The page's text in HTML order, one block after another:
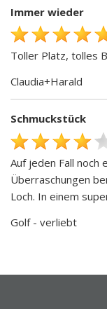
Immer wieder
Toller Platz, tolles
Claudia+Harald
Schmuckstück
Auf jeden Fall noch
Überraschungen
Loch. In einem
Golf - verliebt